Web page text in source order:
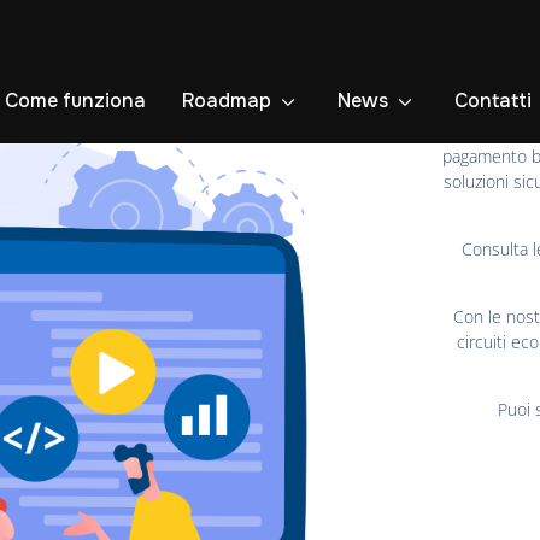
Come funziona Roadmap News Contatti
pagamento
soluzioni
Consulta
Con le
circuiti
Puoi